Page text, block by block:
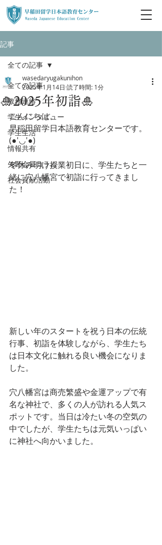
記事
全ての記事
教務連絡
学生インタビュー
学生生活
情報共有
矢野会長コラム
社会貢献活動
全ての記事
🎍2025年初詣🎍
wasedaryugakunihon
2025年1月14日 読了時間: 1分
こんにちは。
早稲田留学日本語教育センターです。
(●'◡'●)
冬休み明け授業初日に、学生たちと一
緒に穴八幡宮で初詣に行ってきまし
た！
新しい年のスタートを祝う日本の伝統
行事、初詣を体験しながら、学生たち
は日本文化に触れる良い機会になりま
した。
穴八幡宮は商売繁盛や金運アップで有
名な神社で、多くの人が訪れる人気ス
ポットです。当日は冷たい冬の空気の
中でしたが、学生たちは元気いっぱい
に神社へ向かいました。